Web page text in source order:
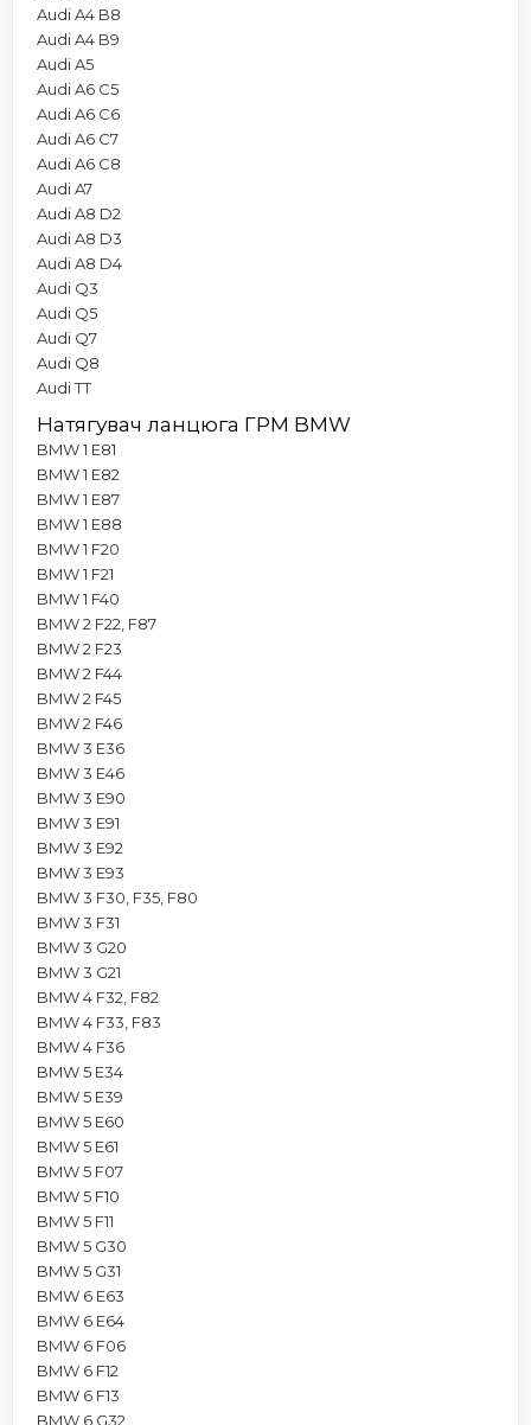
Audi A4 B8
Audi A4 B9
Audi A5
Audi A6 C5
Audi A6 C6
Audi A6 C7
Audi A6 C8
Audi A7
Audi A8 D2
Audi A8 D3
Audi A8 D4
Audi Q3
Audi Q5
Audi Q7
Audi Q8
Audi TT
Натягувач ланцюга ГРМ BMW
BMW 1 E81
BMW 1 E82
BMW 1 E87
BMW 1 E88
BMW 1 F20
BMW 1 F21
BMW 1 F40
BMW 2 F22, F87
BMW 2 F23
BMW 2 F44
BMW 2 F45
BMW 2 F46
BMW 3 E36
BMW 3 E46
BMW 3 E90
BMW 3 E91
BMW 3 E92
BMW 3 E93
BMW 3 F30, F35, F80
BMW 3 F31
BMW 3 G20
BMW 3 G21
BMW 4 F32, F82
BMW 4 F33, F83
BMW 4 F36
BMW 5 E34
BMW 5 E39
BMW 5 E60
BMW 5 E61
BMW 5 F07
BMW 5 F10
BMW 5 F11
BMW 5 G30
BMW 5 G31
BMW 6 E63
BMW 6 E64
BMW 6 F06
BMW 6 F12
BMW 6 F13
BMW 6 G32